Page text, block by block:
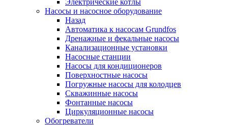
Насосы и насосное оборудование
Назад
Автоматика к насосам Grundfos
Дренажные и фекальные насосы
Канализационные установки
Насосные станции
Насосы для кондиционеров
Поверхностные насосы
Погружные насосы для колодцев
Скважинные насосы
Фонтанные насосы
Циркуляционные насосы
Обогреватели